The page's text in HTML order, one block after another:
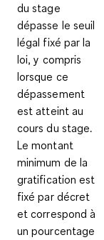
du stage
dépasse le seuil
légal fixé par la
loi, y compris
lorsque ce
dépassement
est atteint au
cours du stage.
Le montant
minimum de la
gratification est
fixé par décret
et correspond à
un pourcentage